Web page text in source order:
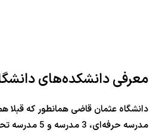
معرفی دانشکده‌های
مدرسه حرفه‌ای،